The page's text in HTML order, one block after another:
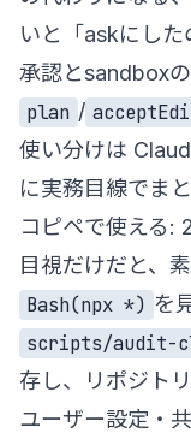
いと「askにした
承認とsandboxの
plan /
使い分けは
に実務目線でま
コピペで使える:
目視だけだと、
Bash(npx *) を
scripts/audit-
存し、リポジト
ユーザー設定・